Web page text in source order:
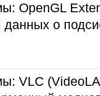
OpenGL
данных о
VLC